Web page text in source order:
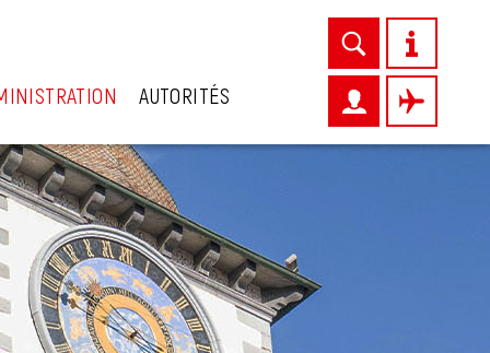
AUTORITÉS